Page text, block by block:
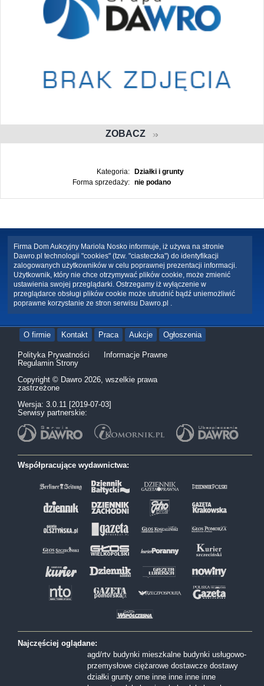
ZOBACZ
Kategoria:
Działki i grunty
Forma sprzedaży:
nie podano
Firma Dom Aukcyjny Mariola Nosko informuje, iż używa na stronie
Dawro.pl technologii "cookies" (tzw. "ciasteczka") do identyfikacji
zalogowanych użytkowników w celu poprawnej prezentacji informacji.
Użytkownik, który nie chce otrzymywać plików cookie, może zmienić
ustawienia swojej przeglądarki. Ostrzegamy iż wyłączenie w
przeglądarce obsługi plików cookie może utrudnić bądź uniemożliwić
poprawne korzystanie ze stron serwisu Dawro.pl .
O firmie Kontakt Praca Aukcje Ogłoszenia
Polityka Prywatności
Informacje Prawne
Regulamin Strony
Copyright © Dawro 2026, wszelkie prawa
zastrzeżone
Wersja: 3.0.11 [2019-07-03]
Serwisy partnerskie:
Współpracujące wydawnictwa:
Najczęściej oglądane:
agd/rtv budynki mieszkalne budynki usługowo-
przemysłowe ciężarowe dostawcze dostawy
działki grunty orne inne inne inne inne